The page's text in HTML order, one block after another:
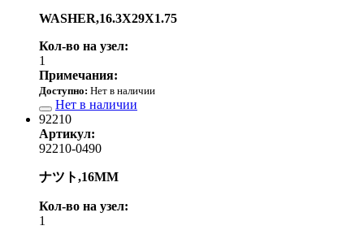
WASHER,16.3X29X1.75
Кол-во на узел:
1
Примечания:
Доступно: Нет в наличии
Нет в наличии
92210
Артикул:
92210-0490
ナツト,16MM
Кол-во на узел:
1